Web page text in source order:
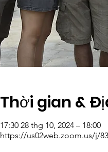
Thời gian &
17:30 28 thg 10, 2024 – 18:00
https://us02web.zoom.us/j/